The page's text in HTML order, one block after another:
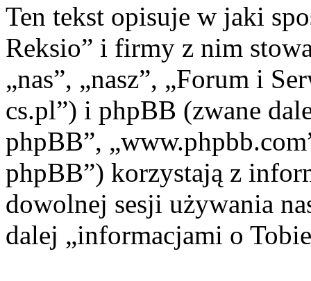
Ten tekst opisuje w jaki
Reksio” i firmy z nim
„nas”, „nasz”, „Forum i
cs.pl”) i phpBB (zwane
phpBB”,
phpBB”) korzystają z
dowolnej sesji używania
dalej „informacjami o